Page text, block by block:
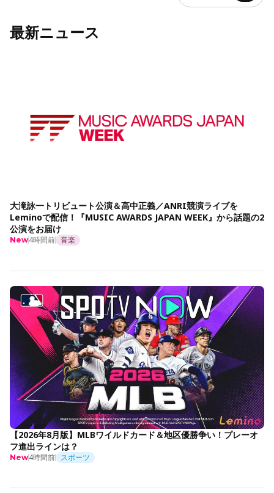
最新ニュース
大滝詠一トリビュート公演＆高中正義／ANRI競演ライブを
Leminoで配信！『MUSIC AWARDS JAPAN WEEK』から話題の2
公演をお届け
New4時間前 音楽
【2026年8月版】MLBワイルドカード＆地区優勝争い！プレーオ
フ進出ラインは？
New4時間前 スポーツ